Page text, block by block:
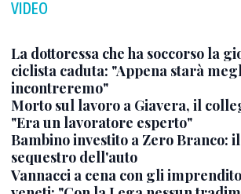
VIDEO
La dottoressa che ha soccorso la
ciclista caduta: "Appena starà
incontreremo"
Morto sul lavoro a Giavera, il
"Era un lavoratore esperto"
Bambino investito a Zero Branco: il
sequestro dell'auto
Vannacci a cena con gli